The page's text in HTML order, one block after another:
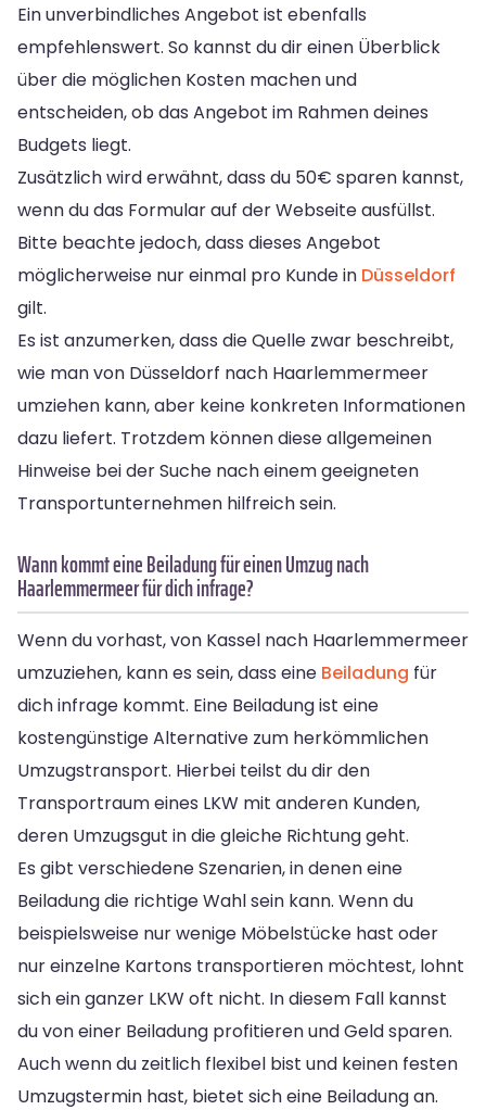
Ein unverbindliches Angebot ist ebenfalls
empfehlenswert. So kannst du dir einen Überblick
über die möglichen Kosten machen und
entscheiden, ob das Angebot im Rahmen deines
Budgets liegt.
Zusätzlich wird erwähnt, dass du 50€ sparen kannst,
wenn du das Formular auf der Webseite ausfüllst.
Bitte beachte jedoch, dass dieses Angebot
möglicherweise nur einmal pro Kunde in Düsseldorf
gilt.
Es ist anzumerken, dass die Quelle zwar beschreibt,
wie man von Düsseldorf nach Haarlemmermeer
umziehen kann, aber keine konkreten Informationen
dazu liefert. Trotzdem können diese allgemeinen
Hinweise bei der Suche nach einem geeigneten
Transportunternehmen hilfreich sein.
Wann kommt eine Beiladung für einen Umzug nach
Haarlemmermeer für dich infrage?
Wenn du vorhast, von Kassel nach Haarlemmermeer
umzuziehen, kann es sein, dass eine Beiladung für
dich infrage kommt. Eine Beiladung ist eine
kostengünstige Alternative zum herkömmlichen
Umzugstransport. Hierbei teilst du dir den
Transportraum eines LKW mit anderen Kunden,
deren Umzugsgut in die gleiche Richtung geht.
Es gibt verschiedene Szenarien, in denen eine
Beiladung die richtige Wahl sein kann. Wenn du
beispielsweise nur wenige Möbelstücke hast oder
nur einzelne Kartons transportieren möchtest, lohnt
sich ein ganzer LKW oft nicht. In diesem Fall kannst
du von einer Beiladung profitieren und Geld sparen.
Auch wenn du zeitlich flexibel bist und keinen festen
Umzugstermin hast, bietet sich eine Beiladung an.